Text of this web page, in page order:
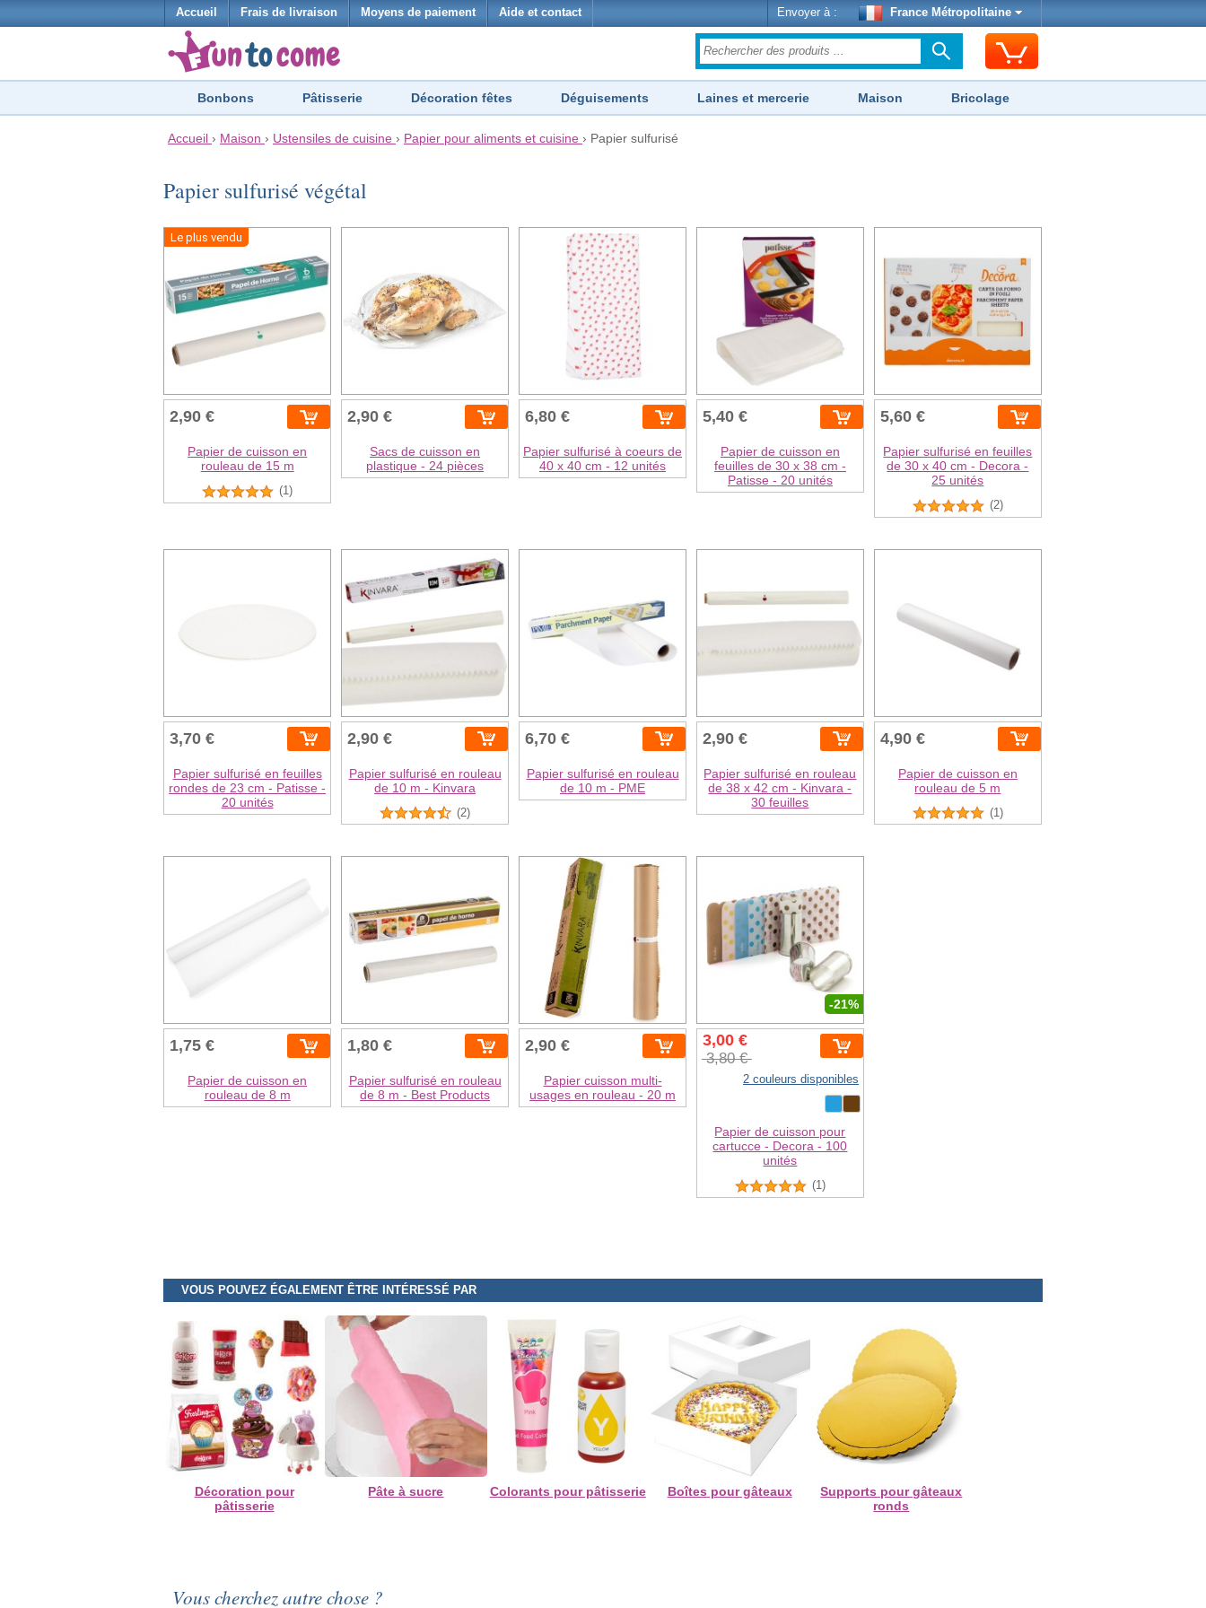
Accueil Frais de livraison Moyens de paiement Aide et contact Envoyer à : France Métropolitaine
Bonbons Pâtisserie Décoration fêtes Déguisements Laines et mercerie Maison Bricolage
Accueil › Maison › Ustensiles de cuisine › Papier pour aliments et cuisine › Papier sulfurisé
Papier sulfurisé végétal
Le plus vendu
2,90 €
Papier de cuisson en
rouleau de 15 m
(1)
2,90 €
Sacs de cuisson en
plastique - 24 pièces
6,80 €
Papier sulfurisé à coeurs de
40 x 40 cm - 12 unités
5,40 €
Papier de cuisson en
feuilles de 30 x 38 cm -
Patisse - 20 unités
5,60 €
Papier sulfurisé en feuilles
de 30 x 40 cm - Decora -
25 unités
(2)
3,70 €
Papier sulfurisé en feuilles
rondes de 23 cm - Patisse -
20 unités
2,90 €
Papier sulfurisé en rouleau
de 10 m - Kinvara
(2)
6,70 €
Papier sulfurisé en rouleau
de 10 m - PME
2,90 €
Papier sulfurisé en rouleau
de 38 x 42 cm - Kinvara -
30 feuilles
4,90 €
Papier de cuisson en
rouleau de 5 m
(1)
1,75 €
Papier de cuisson en
rouleau de 8 m
1,80 €
Papier sulfurisé en rouleau
de 8 m - Best Products
2,90 €
Papier cuisson multi-
usages en rouleau - 20 m
-21%
3,00 €
3,80 €
2 couleurs disponibles
Papier de cuisson pour
cartucce - Decora - 100
unités
(1)
VOUS POUVEZ ÉGALEMENT ÊTRE INTÉRESSÉ PAR
Décoration pour
pâtisserie
Pâte à sucre Colorants pour pâtisserie Boîtes pour gâteaux
Supports pour gâteaux
ronds
Vous cherchez autre chose ?